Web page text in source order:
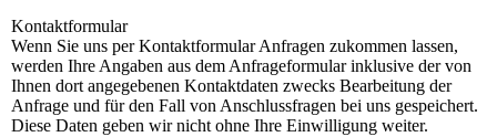
Kontaktformular
Wenn Sie uns per Kontaktformular Anfragen zukommen lassen,
werden Ihre Angaben aus dem Anfrageformular inklusive der von
Ihnen dort angegebenen Kontaktdaten zwecks Bearbeitung der
Anfrage und für den Fall von Anschlussfragen bei uns gespeichert.
Diese Daten geben wir nicht ohne Ihre Einwilligung weiter.